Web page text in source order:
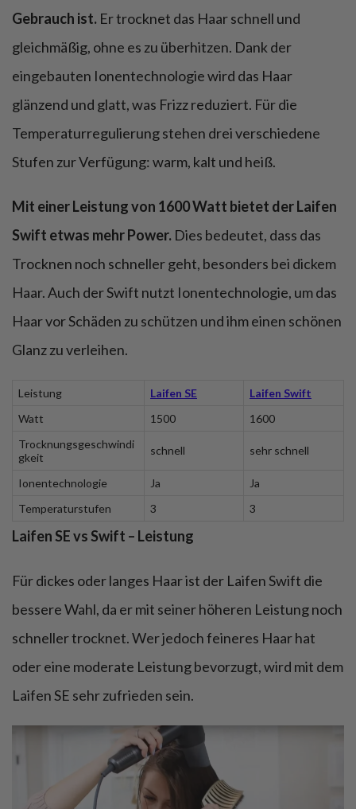
Gebrauch ist. Er trocknet das Haar schnell und
gleichmäßig, ohne es zu überhitzen. Dank der
eingebauten Ionentechnologie wird das Haar
glänzend und glatt, was Frizz reduziert. Für die
Temperaturregulierung stehen drei verschiedene
Stufen zur Verfügung: warm, kalt und heiß.
Mit einer Leistung von 1600 Watt bietet der Laifen
Swift etwas mehr Power. Dies bedeutet, dass das
Trocknen noch schneller geht, besonders bei dickem
Haar. Auch der Swift nutzt Ionentechnologie, um das
Haar vor Schäden zu schützen und ihm einen schönen
Glanz zu verleihen.
Leistung Laifen SE
Laifen Swift
Watt
1500
1600
Trocknungsgeschwindi
gkeit
schnell sehr schnell
Ionentechnologie Ja
Ja
Temperaturstufen
3 3
Laifen SE vs Swift – Leistung
Für dickes oder langes Haar ist der Laifen Swift die
bessere Wahl, da er mit seiner höheren Leistung noch
schneller trocknet. Wer jedoch feineres Haar hat
oder eine moderate Leistung bevorzugt, wird mit dem
Laifen SE sehr zufrieden sein.